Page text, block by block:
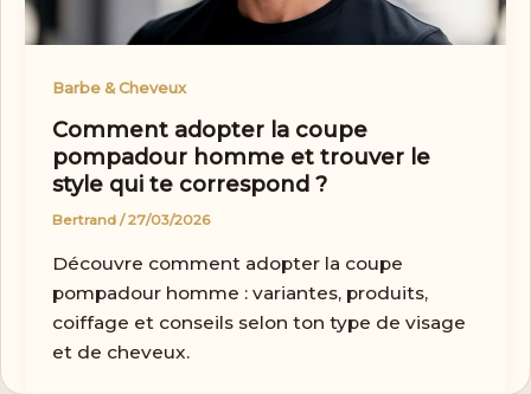
Barbe & Cheveux
Comment adopter la coupe
pompadour homme et trouver le
style qui te correspond ?
Bertrand/27/03/2026
Découvre comment adopter la coupe
pompadour homme : variantes, produits,
coiffage et conseils selon ton type de visage
et de cheveux.